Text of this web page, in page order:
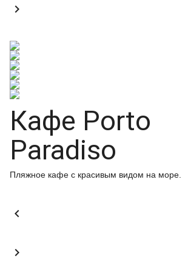

Кафе Porto
Paradiso
Пляжное кафе с красивым видом на море.

